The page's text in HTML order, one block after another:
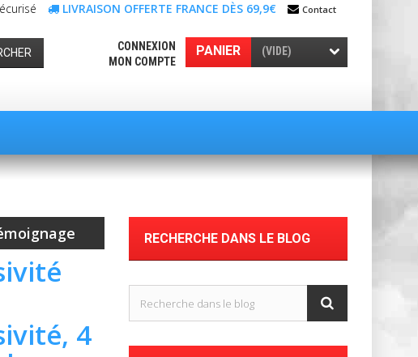
LIVRAISON OFFERTE FRANCE DÈS 69,9€ Contact
PANIER (VIDE)
CONNEXION
MON COMPTE
4
RECHERCHE DANS LE BLOG